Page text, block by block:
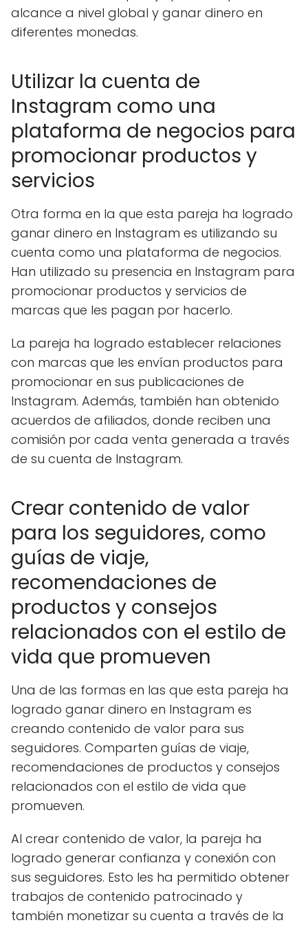
alcance a nivel global y ganar dinero en
diferentes monedas.
Utilizar la cuenta de
Instagram como una
plataforma de negocios para
promocionar productos y
servicios
Otra forma en la que esta pareja ha logrado
ganar dinero en Instagram es utilizando su
cuenta como una plataforma de negocios.
Han utilizado su presencia en Instagram para
promocionar productos y servicios de
marcas que les pagan por hacerlo.
La pareja ha logrado establecer relaciones
con marcas que les envían productos para
promocionar en sus publicaciones de
Instagram. Además, también han obtenido
acuerdos de afiliados, donde reciben una
comisión por cada venta generada a través
de su cuenta de Instagram.
Crear contenido de valor
para los seguidores, como
guías de viaje,
recomendaciones de
productos y consejos
relacionados con el estilo de
vida que promueven
Una de las formas en las que esta pareja ha
logrado ganar dinero en Instagram es
creando contenido de valor para sus
seguidores. Comparten guías de viaje,
recomendaciones de productos y consejos
relacionados con el estilo de vida que
promueven.
Al crear contenido de valor, la pareja ha
logrado generar confianza y conexión con
sus seguidores. Esto les ha permitido obtener
trabajos de contenido patrocinado y
también monetizar su cuenta a través de la